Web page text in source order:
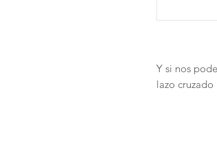
Y si nos
lazo